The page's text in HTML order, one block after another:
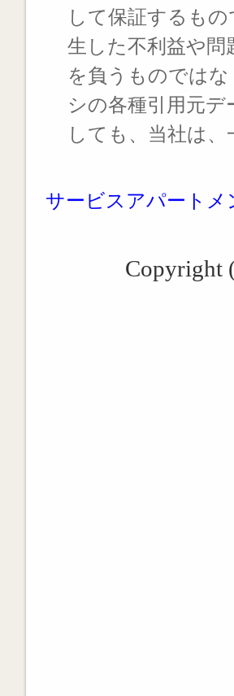
して保証するも
生した不利益や問
を負うものでは
シの各種引用元
しても、当社は
サービスアパートメ
Copyright